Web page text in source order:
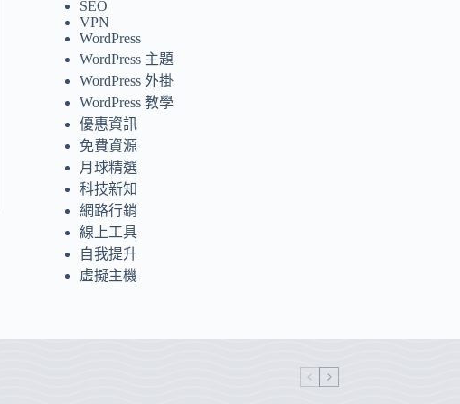
SEO
VPN
WordPress
WordPress 主題
WordPress 外掛
WordPress 教學
優惠資訊
免費資源
月球精選
科技新知
網路行銷
線上工具
自我提升
虛擬主機